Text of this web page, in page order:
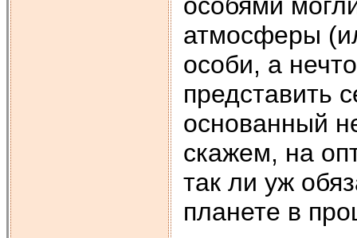
атмосферы
особи, а
представить
основанный
скажем, на
так ли уж
планете в